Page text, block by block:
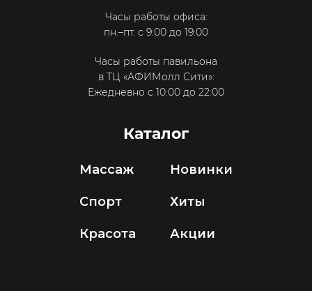
Часы работы офиса:
пн.–пт. с 9:00 до 19:00
Часы работы павильона
в ТЦ «АФИМолл Сити»:
Ежедневно с 10:00 до 22:00
Каталог
Массаж
Спорт
Красота
Новинки
Хиты
Акции